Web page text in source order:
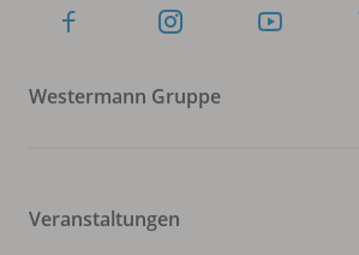
Westermann Gruppe
Veranstaltungen